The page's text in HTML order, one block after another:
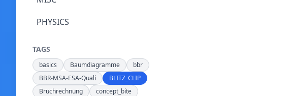
PHYSICS
TAGS
basics Baumdiagramme
bbr
BBR-MSA-ESA-Quali
BLITZ_CLIP
Bruchrechnung
concept_bite